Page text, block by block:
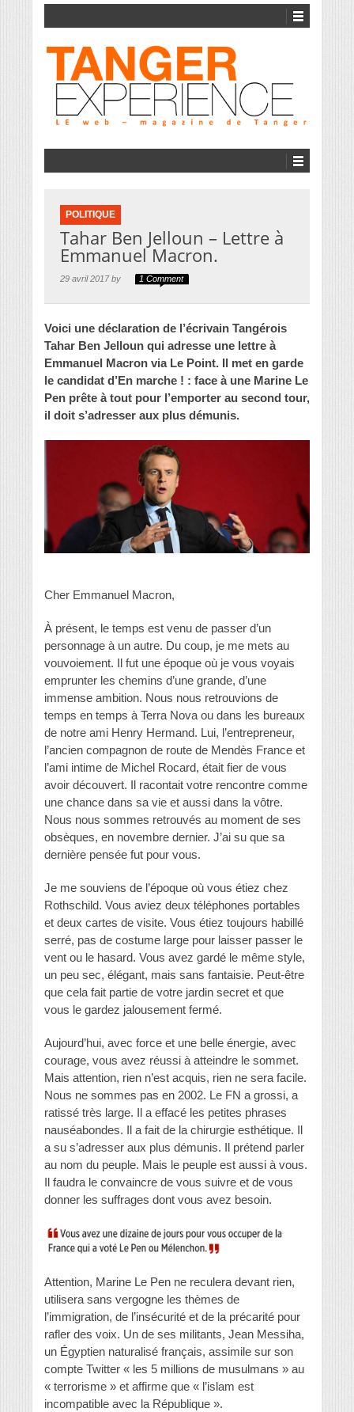
POLITIQUE
Tahar Ben Jelloun – Lettre à
Emmanuel Macron.
29 avril 2017 by 1 Comment
Voici une déclaration de l’écrivain Tangérois
Tahar Ben Jelloun qui adresse une lettre à
Emmanuel Macron via Le Point. Il met en garde
le candidat d’En marche ! : face à une Marine Le
Pen prête à tout pour l’emporter au second tour,
il doit s’adresser aux plus démunis.
Cher Emmanuel Macron,
À présent, le temps est venu de passer d’un
personnage à un autre. Du coup, je me mets au
vouvoiement. Il fut une époque où je vous voyais
emprunter les chemins d’une grande, d’une
immense ambition. Nous nous retrouvions de
temps en temps à Terra Nova ou dans les bureaux
de notre ami Henry Hermand. Lui, l’entrepreneur,
l’ancien compagnon de route de Mendès France et
l’ami intime de Michel Rocard, était fier de vous
avoir découvert. Il racontait votre rencontre comme
une chance dans sa vie et aussi dans la vôtre.
Nous nous sommes retrouvés au moment de ses
obsèques, en novembre dernier. J’ai su que sa
dernière pensée fut pour vous.
Je me souviens de l’époque où vous étiez chez
Rothschild. Vous aviez deux téléphones portables
et deux cartes de visite. Vous étiez toujours habillé
serré, pas de costume large pour laisser passer le
vent ou le hasard. Vous avez gardé le même style,
un peu sec, élégant, mais sans fantaisie. Peut-être
que cela fait partie de votre jardin secret et que
vous le gardez jalousement fermé.
Aujourd’hui, avec force et une belle énergie, avec
courage, vous avez réussi à atteindre le sommet.
Mais attention, rien n’est acquis, rien ne sera facile.
Nous ne sommes pas en 2002. Le FN a grossi, a
ratissé très large. Il a effacé les petites phrases
nauséabondes. Il a fait de la chirurgie esthétique. Il
a su s’adresser aux plus démunis. Il prétend parler
au nom du peuple. Mais le peuple est aussi à vous.
Il faudra le convaincre de vous suivre et de vous
donner les suffrages dont vous avez besoin.
Attention, Marine Le Pen ne reculera devant rien,
utilisera sans vergogne les thèmes de
l’immigration, de l’insécurité et de la précarité pour
rafler des voix. Un de ses militants, Jean Messiha,
un Égyptien naturalisé français, assimile sur son
compte Twitter « les 5 millions de musulmans » au
« terrorisme » et affirme que « l’islam est
incompatible avec la République ».